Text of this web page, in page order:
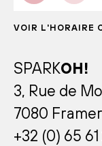
VOIR L'HORAIRE
SPARKOH!
3, Rue de
7080
+32 (0) 65 61